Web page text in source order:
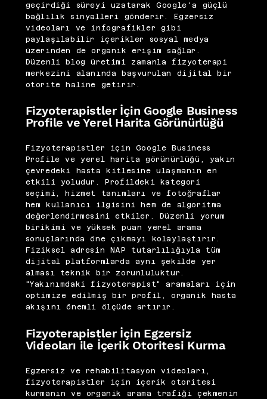
geçirdiği süreyi uzatarak Google'a güçlü
bağlılık sinyalleri gönderir. Egzersiz
videoları ve infografikler gibi
paylaşılabilir içerikler sosyal medya
üzerinden de organik erişim sağlar.
Düzenli blog üretimi zamanla fizyoterapi
merkezini alanında başvurulan dijital bir
otorite haline getirir.
Fizyoterapistler İçin Google Business
Profile ve Yerel Harita Görünürlüğü
Fizyoterapistler için Google Business
Profile ve yerel harita görünürlüğü, yakın
çevredeki hasta kitlesine ulaşmanın en
etkili yoludur. Profildeki kategori
seçimi, hizmet tanımları ve fotoğraflar
hem kullanıcı ilgisini hem de algoritma
değerlendirmesini etkiler. Düzenli yorum
birikimi ve yüksek puan yerel arama
sonuçlarında öne çıkmayı kolaylaştırır.
Fiziksel adresin NAP tutarlılığıyla tüm
dijital platformlarda aynı şekilde yer
alması teknik bir zorunluluktur.
"Yakınımdaki fizyoterapist" aramaları için
optimize edilmiş bir profil, organik hasta
akışını önemli ölçüde artırır.
Fizyoterapistler İçin Egzersiz
Videoları ile İçerik Otoritesi Kurma
Egzersiz ve rehabilitasyon videoları,
fizyoterapistler için içerik otoritesi
kurmanın ve organik arama trafiği çekmenin